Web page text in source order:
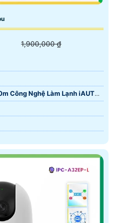
1,900,000 ₫
Công Nghệ Làm Lạnh iAUTO-